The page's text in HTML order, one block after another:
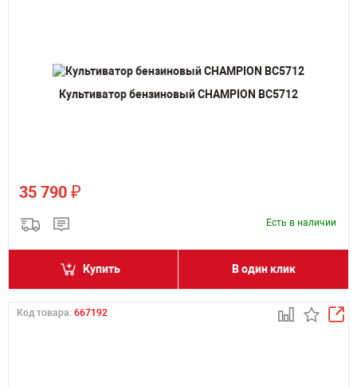
Культиватор бензиновый CHAMPION BC5712
35 790 ₽
Есть в наличии
Купить В один клик
Код товара: 667192